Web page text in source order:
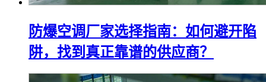
防爆空调厂家选择指南：如何避开陷
阱，找到真正靠谱的供应商？